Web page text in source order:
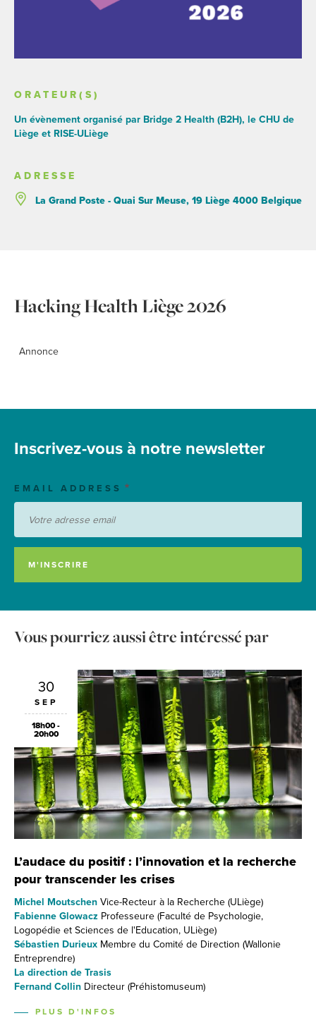
ORATEUR(S)
Un évènement organisé par Bridge 2 Health (B2H), le CHU de
Liège et RISE-ULiège
ADRESSE
La Grand Poste - Quai Sur Meuse, 19 Liège 4000 Belgique
Hacking Health Liège 2026
Annonce
Inscrivez-vous à notre newsletter
EMAIL ADDRESS
Vous pourriez aussi être intéressé par
30
SEP
18h00 -
20h00
L’audace du positif : l’innovation et la recherche
pour transcender les crises
Michel Moutschen Vice-Recteur à la Recherche (ULiège)
Fabienne Glowacz Professeure (Faculté de Psychologie,
Logopédie et Sciences de l'Education, ULiège)
Sébastien Durieux Membre du Comité de Direction (Wallonie
Entreprendre)
La direction de Trasis
Fernand Collin Directeur (Préhistomuseum)
PLUS D'INFOS